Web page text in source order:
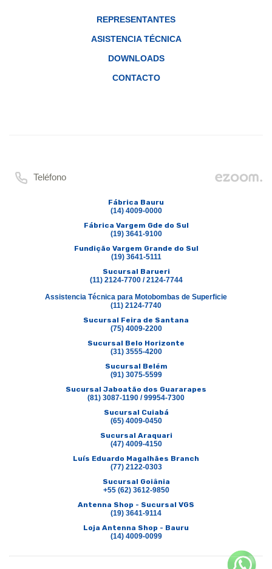
REPRESENTANTES
ASISTENCIA TÉCNICA
DOWNLOADS
CONTACTO
Teléfono
Fábrica Bauru
(14) 4009-0000
Fábrica Vargem Gde do Sul
(19) 3641-9100
Fundição Vargem Grande do Sul
(19) 3641-5111
Sucursal Barueri
(11) 2124-7700 / 2124-7744
Assistencia Técnica para Motobombas de Superficie
(11) 2124-7740
Sucursal Feira de Santana
(75) 4009-2200
Sucursal Belo Horizonte
(31) 3555-4200
Sucursal Belém
(91) 3075-5599
Sucursal Jaboatão dos Guararapes
(81) 3087-1190 / 99954-7300
Sucursal Cuiabá
(65) 4009-0450
Sucursal Araquari
(47) 4009-4150
Luís Eduardo Magalhães Branch
(77) 2122-0303
Sucursal Goiânia
+55 (62) 3612-9850
Antenna Shop - Sucursal VGS
(19) 3641-9114
Loja Antenna Shop - Bauru
(14) 4009-0099